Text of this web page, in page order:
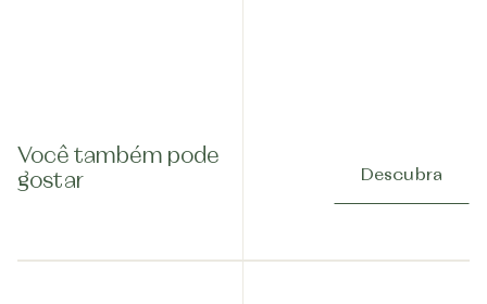
Você também pode
gostar
Descubra